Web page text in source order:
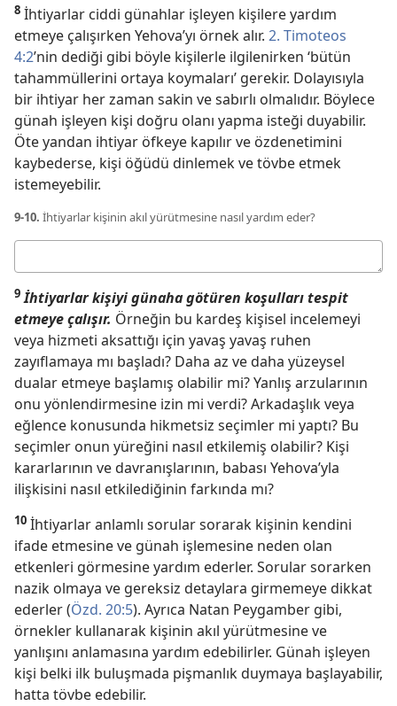
8 İhtiyarlar ciddi günahlar işleyen kişilere yardım
etmeye çalışırken Yehova’yı örnek alır. 2. Timoteos
4:2’nin dediği gibi böyle kişilerle ilgilenirken ‘bütün
tahammüllerini ortaya koymaları’ gerekir. Dolayısıyla
bir ihtiyar her zaman sakin ve sabırlı olmalıdır. Böylece
günah işleyen kişi doğru olanı yapma isteği duyabilir.
Öte yandan ihtiyar öfkeye kapılır ve özdenetimini
kaybederse, kişi öğüdü dinlemek ve tövbe etmek
istemeyebilir.
9-10. İhtiyarlar kişinin akıl yürütmesine nasıl yardım eder?
9 İhtiyarlar kişiyi günaha götüren koşulları tespit
etmeye çalışır. Örneğin bu kardeş kişisel incelemeyi
veya hizmeti aksattığı için yavaş yavaş ruhen
zayıflamaya mı başladı? Daha az ve daha yüzeysel
dualar etmeye başlamış olabilir mi? Yanlış arzularının
onu yönlendirmesine izin mi verdi? Arkadaşlık veya
eğlence konusunda hikmetsiz seçimler mi yaptı? Bu
seçimler onun yüreğini nasıl etkilemiş olabilir? Kişi
kararlarının ve davranışlarının, babası Yehova’yla
ilişkisini nasıl etkilediğinin farkında mı?
10 İhtiyarlar anlamlı sorular sorarak kişinin kendini
ifade etmesine ve günah işlemesine neden olan
etkenleri görmesine yardım ederler. Sorular sorarken
nazik olmaya ve gereksiz detaylara girmemeye dikkat
ederler (Özd. 20:5). Ayrıca Natan Peygamber gibi,
örnekler kullanarak kişinin akıl yürütmesine ve
yanlışını anlamasına yardım edebilirler. Günah işleyen
kişi belki ilk buluşmada pişmanlık duymaya başlayabilir,
hatta tövbe edebilir.